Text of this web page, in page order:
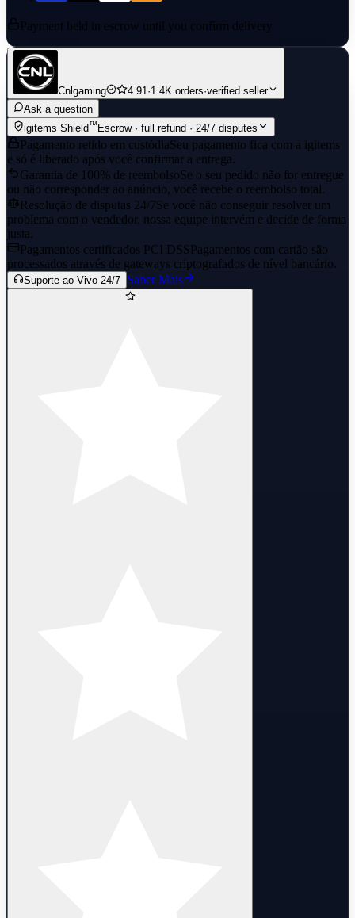
errors due to incorrect details provided by the buyer. due to buyer's
wrong information.
--------------------------------------------
◪ Need Help? ◩
∭ Contact us via Chat!
Payment held in escrow until you confirm delivery
Cnlgaming 4.91·1.4K orders·verified seller
Ask a question
igitems Shield™ Escrow · full refund · 24/7 disputes
Pagamento retido em custódiaSeu pagamento fica com a igitems
e só é liberado após você confirmar a entrega.
Garantia de 100% de reembolsoSe o seu pedido não for entregue
ou não corresponder ao anúncio, você recebe o reembolso total.
Resolução de disputas 24/7Se você não conseguir resolver um
problema com o vendedor, nossa equipe intervém e decide de forma
justa.
Pagamentos certificados PCI DSSPagamentos com cartão são
processados através de gateways criptografados de nível bancário.
Suporte ao Vivo 24/7 Saber Mais